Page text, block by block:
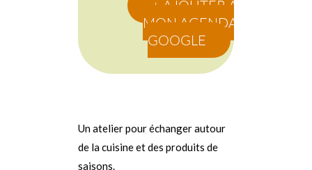
+ AJOUTER À
MON AGENDA
GOOGLE
Un atelier pour échanger autour
de la cuisine et des produits de
saisons.